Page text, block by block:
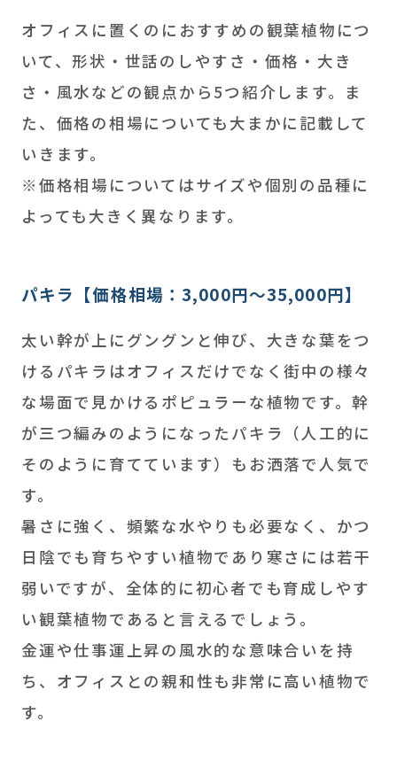
オフィスに置くのにおすすめの観葉植物につ
いて、形状・世話のしやすさ・価格・大き
さ・風水などの観点から5つ紹介します。ま
た、価格の相場についても大まかに記載して
いきます。
※価格相場についてはサイズや個別の品種に
よっても大きく異なります。
パキラ【価格相場：3,000円～35,000円】
太い幹が上にグングンと伸び、大きな葉をつ
けるパキラはオフィスだけでなく街中の様々
な場面で見かけるポピュラーな植物です。幹
が三つ編みのようになったパキラ（人工的に
そのように育てています）もお洒落で人気で
す。
暑さに強く、頻繁な水やりも必要なく、かつ
日陰でも育ちやすい植物であり寒さには若干
弱いですが、全体的に初心者でも育成しやす
い観葉植物であると言えるでしょう。
金運や仕事運上昇の風水的な意味合いを持
ち、オフィスとの親和性も非常に高い植物で
す。